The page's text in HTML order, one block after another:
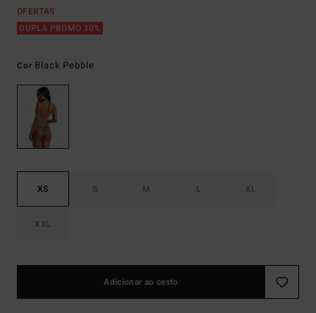
OFERTAS
DUPLA PROMO 10%
Cor Black Pebble
XS S M L XL
XXL
Adicionar ao cesto